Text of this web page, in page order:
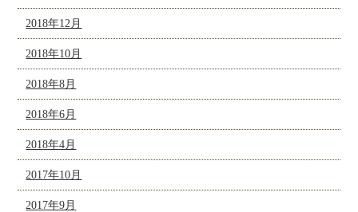
2018年12月
2018年10月
2018年8月
2018年6月
2018年4月
2017年10月
2017年9月